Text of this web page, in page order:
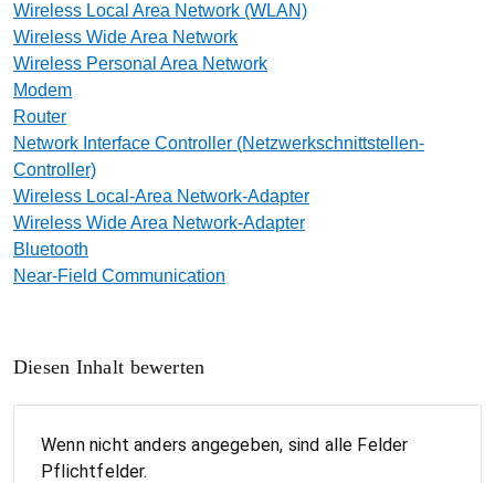
Wireless Local Area Network (WLAN)
Wireless Wide Area Network
Wireless Personal Area Network
Modem
Router
Network Interface Controller (Netzwerkschnittstellen-
Controller)
Wireless Local‑Area Network-Adapter
Wireless Wide Area Network-Adapter
Bluetooth
Near-Field Communication
Diesen Inhalt bewerten
Wenn nicht anders angegeben, sind alle Felder
Pflichtfelder.